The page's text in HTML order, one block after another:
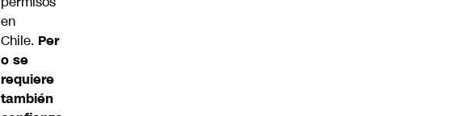
en
Chile. Per
o se
requiere
también